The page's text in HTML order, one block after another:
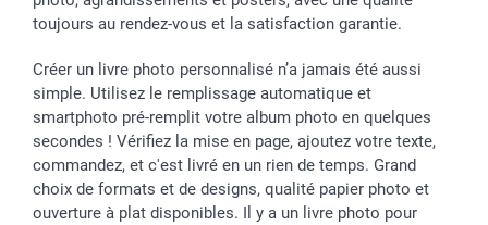
toujours au rendez-vous et la satisfaction garantie.
Créer un livre photo personnalisé n’a jamais été aussi
simple. Utilisez le remplissage automatique et
smartphoto pré-remplit votre album photo en quelques
secondes ! Vérifiez la mise en page, ajoutez votre texte,
commandez, et c'est livré en un rien de temps. Grand
choix de formats et de designs, qualité papier photo et
ouverture à plat disponibles. Il y a un livre photo pour